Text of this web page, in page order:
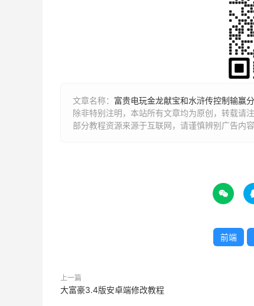
文章名称： 富贵电玩金龙献宝和水浒传控制输赢分
除非特别注明，本站所有文章均为原创，转载请
部分教程资源来源于互联网，请谨慎辨别广告内容

前端
上一篇
大富豪3.4版安卓端修改教程